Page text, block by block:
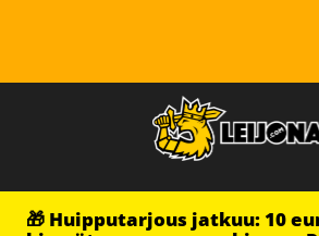
🎁 Huipputarjous jatkuu: 10